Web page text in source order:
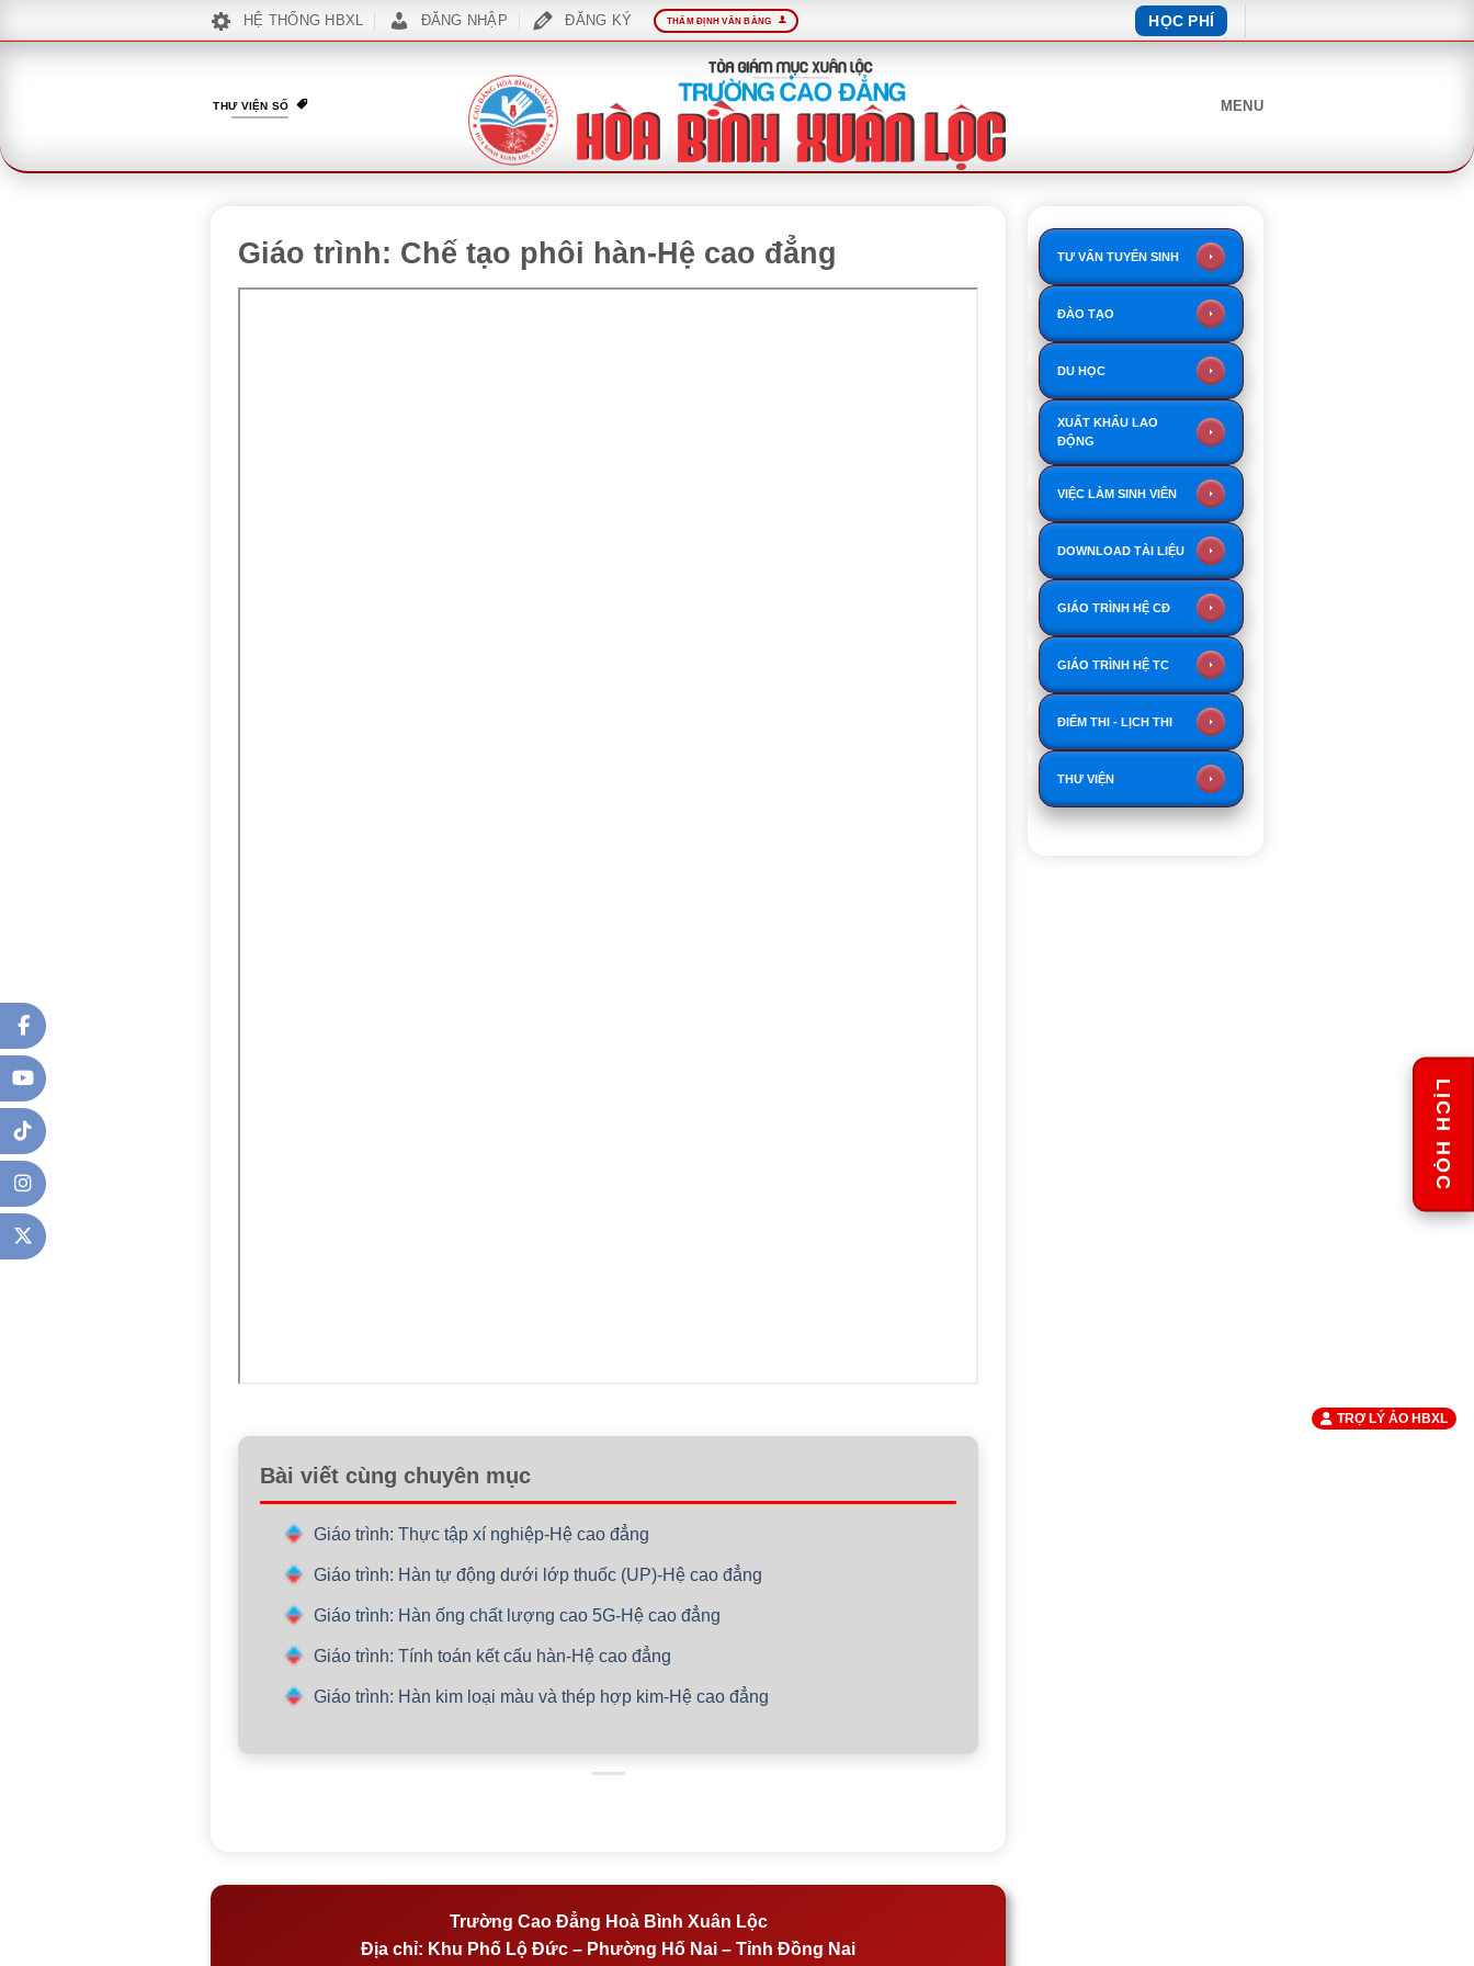
qua
HỆ THỐNG HBXL ĐĂNG NHẬP ĐĂNG KÝ THẨM ĐỊNH VĂN BẰNG HỌC PHÍ
THƯ VIỆN SỐ MENU
Giáo trình: Chế tạo phôi hàn-Hệ cao đẳng
Bài viết cùng chuyên mục
Giáo trình: Thực tập xí nghiệp-Hệ cao đẳng
Giáo trình: Hàn tự động dưới lớp thuốc (UP)-Hệ cao đẳng
Giáo trình: Hàn ống chất lượng cao 5G-Hệ cao đẳng
Giáo trình: Tính toán kết cấu hàn-Hệ cao đẳng
Giáo trình: Hàn kim loại màu và thép hợp kim-Hệ cao đẳng
Trường Cao Đẳng Hoà Bình Xuân Lộc
Địa chỉ: Khu Phố Lộ Đức – Phường Hố Nai – Tỉnh Đồng Nai
TƯ VẤN TUYỂN SINH
ĐÀO TẠO
DU HỌC
XUẤT KHẨU LAO
ĐỘNG
VIỆC LÀM SINH VIÊN
DOWNLOAD TÀI LIỆU
GIÁO TRÌNH HỆ CĐ
GIÁO TRÌNH HỆ TC
ĐIỂM THI - LỊCH THI
THƯ VIỆN
LỊCH HỌC
TRỢ LÝ ẢO HBXL